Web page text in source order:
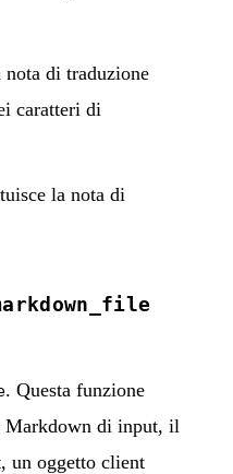
di traduzione
caratteri di
la nota di
. Questa funzione
Markdown di input, il
un oggetto client